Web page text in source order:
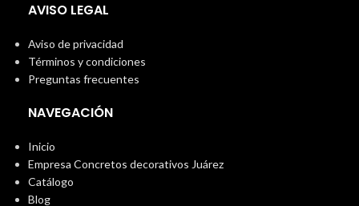
AVISO LEGAL
Aviso de privacidad
Términos y condiciones
Preguntas frecuentes
NAVEGACIÓN
Inicio
Empresa Concretos decorativos Juárez
Catálogo
Blog